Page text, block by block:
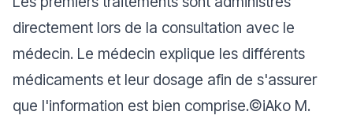
directement lors de la consultation avec le
médecin. Le médecin explique les différents
médicaments et leur dosage afin de s'assurer
que l'information est bien comprise.©iAko M.